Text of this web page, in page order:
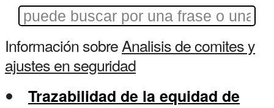
Información sobreAnalisis de comites y
ajustes en seguridad
Trazabilidad de la equidad de